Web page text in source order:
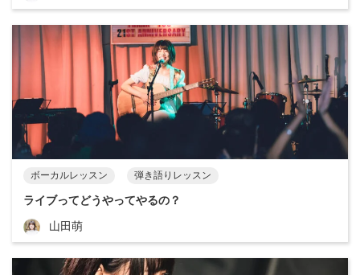
ボーカルレッスン 弾き語りレッスン
ライブってどうやってやるの？
山田萌